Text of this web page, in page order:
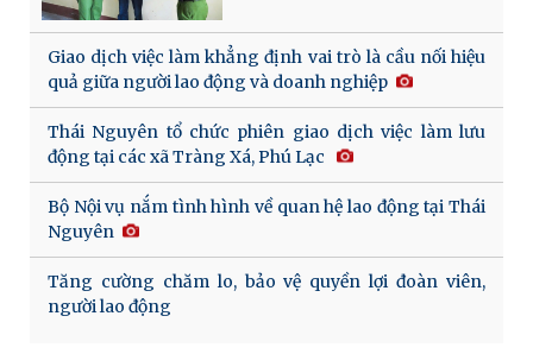
Giao dịch việc làm khẳng định vai trò là cầu nối hiệu
quả giữa người lao động và doanh nghiệp
Thái Nguyên tổ chức phiên giao dịch việc làm lưu
động tại các xã Tràng Xá, Phú Lạc
Bộ Nội vụ nắm tình hình về quan hệ lao động tại Thái
Nguyên
Tăng cường chăm lo, bảo vệ quyền lợi đoàn viên,
người lao động